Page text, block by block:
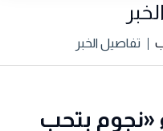
تفاصيل الخبر
«نجوم بتحب